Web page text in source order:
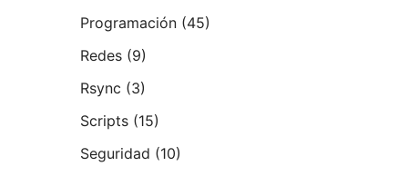
Programación(45)
Redes(9)
Rsync (3)
Scripts(15)
Seguridad (10)